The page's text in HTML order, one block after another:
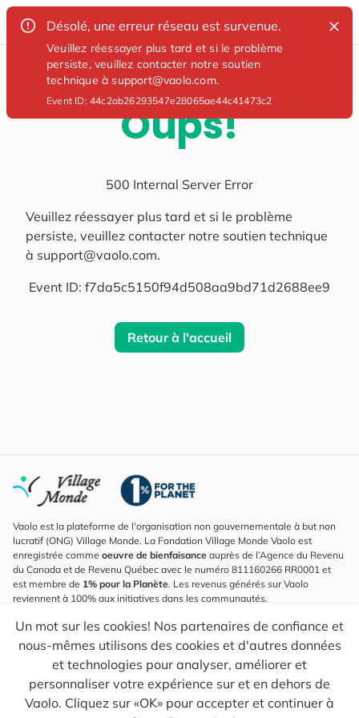
Désolé, une erreur réseau est survenue.
Veuillez réessayer plus tard et si le problème
persiste, veuillez contacter notre soutien
technique à support@vaolo.com.
Event ID:44c2ab26293547e28065ae44c41473c2
Oups!
500 Internal Server Error
Veuillez réessayer plus tard et si le problème
persiste, veuillez contacter notre soutien technique
à support@vaolo.com.
Event ID: f7da5c5150f94d508aa9bd71d2688ee9
Retour à l'accueil
Un mot sur les cookies! Nos partenaires de confiance et
nous-mêmes utilisons des cookies et d'autres données
et technologies pour analyser, améliorer et
personnaliser votre expérience sur et en dehors de
Vaolo. Cliquez sur «OK» pour accepter et continuer à
Vaolo est la plateforme de l'organisation non gouvernementale à but non
lucratif (ONG) Village Monde. La Fondation Village Monde Vaolo est
enregistrée comme oeuvre de bienfaisance auprès de l’Agence du Revenu
du Canada et de Revenu Québec avec le numéro 811160266 RR0001 et
est membre de 1% pour la Planète. Les revenus générés sur Vaolo
reviennent à 100% aux initiatives dans les communautés.
S'inscrire à l'infolettre
Pour connaître les nouveautés, suivre nos explorateurs et recevoir des
astuces pour des voyages plus conscients.
Ton courriel Envoyer